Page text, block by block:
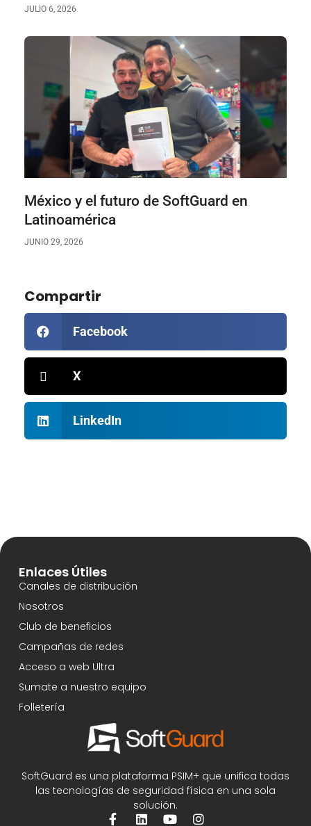
JULIO 6, 2026
México y el futuro de SoftGuard en
Latinoamérica
JUNIO 29, 2026
Compartir
Facebook
X
LinkedIn
SoftGuard es una plataforma PSIM+ que unifica todas
las tecnologías de seguridad física en una sola
solución.
Enlaces Útiles
Canales de distribución
Nosotros
Club de beneficios
Campañas de redes
Acceso a web Ultra
Sumate a nuestro equipo
Folletería